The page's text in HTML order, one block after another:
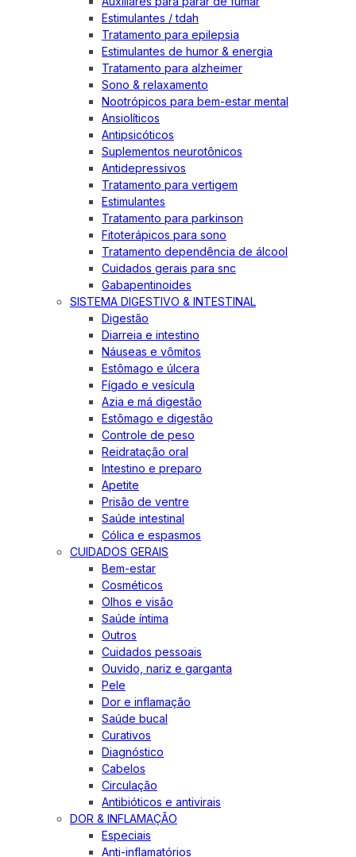
Estimulantes / tdah
Tratamento para epilepsia
Estimulantes de humor & energia
Tratamento para alzheimer
Sono & relaxamento
Nootrópicos para bem-estar mental
Ansiolíticos
Antipsicóticos
Suplementos neurotônicos
Antidepressivos
Tratamento para vertigem
Estimulantes
Tratamento para parkinson
Fitoterápicos para sono
Tratamento dependência de álcool
Cuidados gerais para snc
Gabapentinoides
SISTEMA DIGESTIVO & INTESTINAL
Digestão
Diarreia e intestino
Náuseas e vômitos
Estômago e úlcera
Fígado e vesícula
Azia e má digestão
Estômago e digestão
Controle de peso
Reidratação oral
Intestino e preparo
Apetite
Prisão de ventre
Saúde intestinal
Cólica e espasmos
CUIDADOS GERAIS
Bem-estar
Cosméticos
Olhos e visão
Saúde íntima
Outros
Cuidados pessoais
Ouvido, nariz e garganta
Pele
Dor e inflamação
Saúde bucal
Curativos
Diagnóstico
Cabelos
Circulação
Antibióticos e antivirais
DOR & INFLAMAÇÃO
Especiais
Anti-inflamatórios